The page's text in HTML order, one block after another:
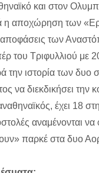
και στον
η αποχώρηση των
αποφάσεις των
του Τριφυλλιού με
την ιστορία των δυο
να διεκδικήσει
έχει 18
αναμένονται να
παρκέ στα δυο